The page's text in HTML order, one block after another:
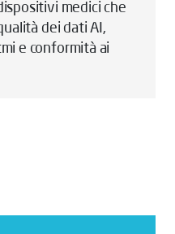
medici che
dei dati AI,
e conformità ai